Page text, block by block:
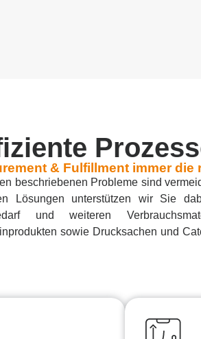
& Fulfillment immer
beschriebenen Probleme sind
Lösungen unterstützen wir Sie
und weiteren
sowie Drucksachen und